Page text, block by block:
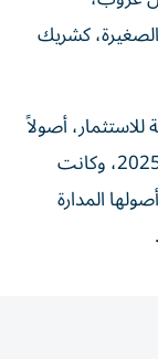
كشريك
أصولاً
بقيمة تقارب 55 مليار دولار، حتى نهاية عام 2025، وكانت
المدارة